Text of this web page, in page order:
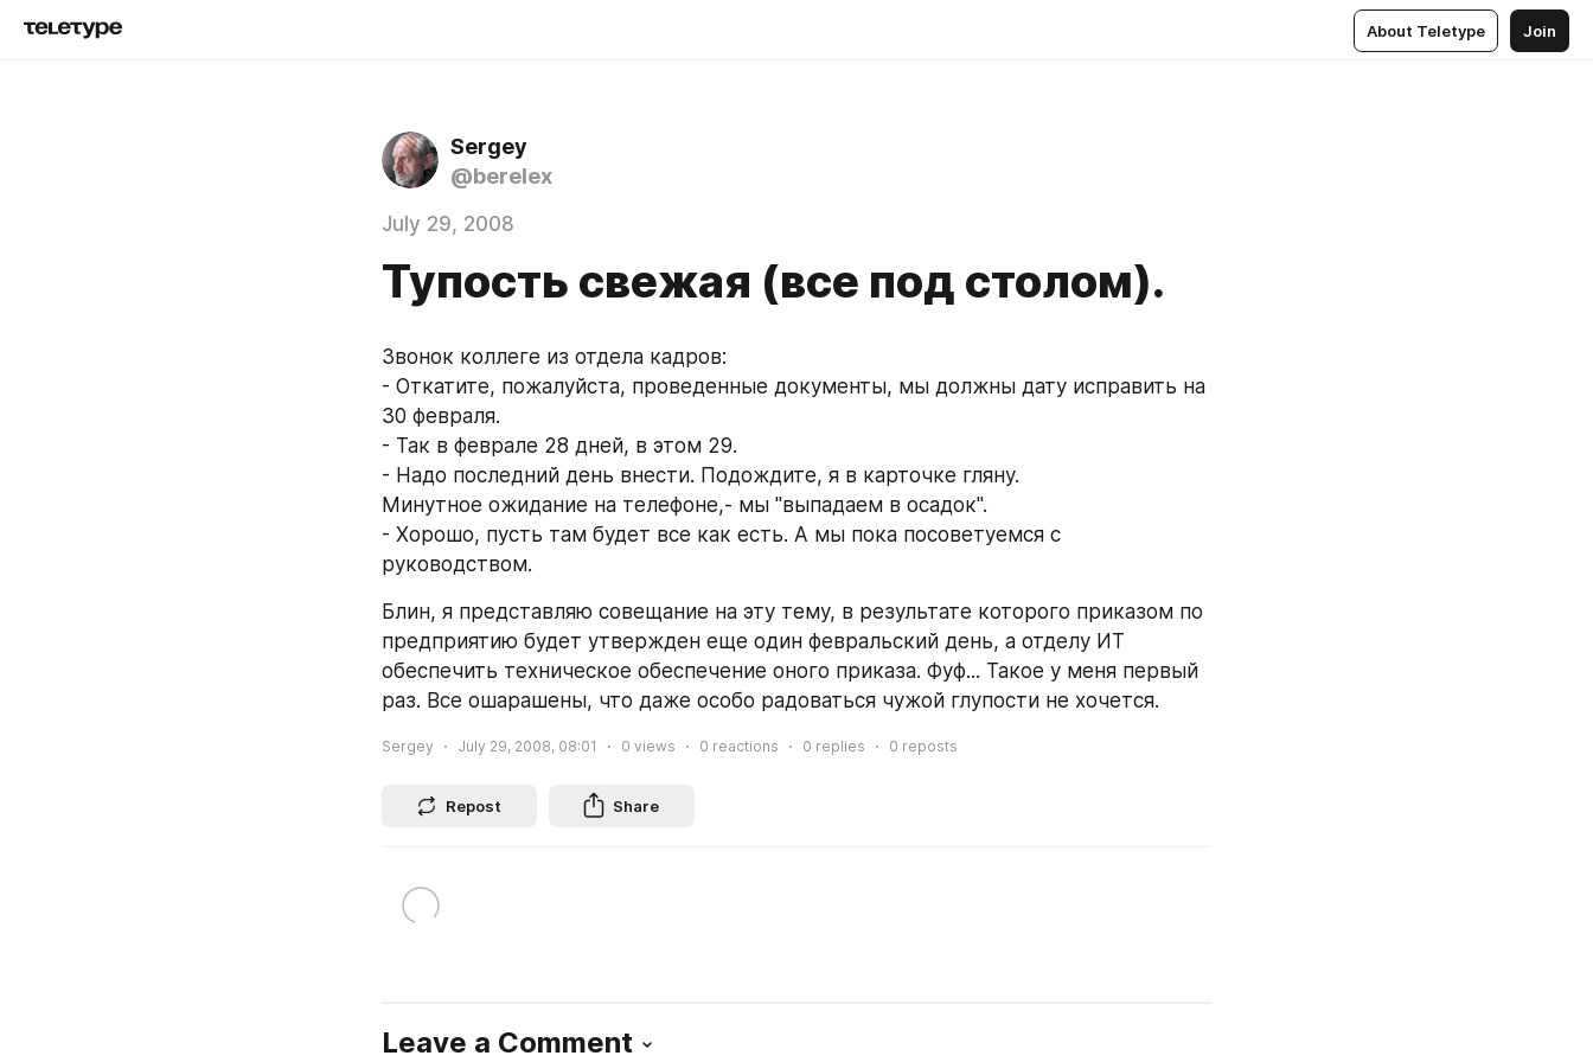
About Teletype Join
Sergey
@berelex
July 29, 2008
Тупость свежая (все под столом).
Звонок коллеге из отдела кадров:
- Откатите, пожалуйста, проведенные документы, мы должны дату исправить на
30 февраля.
- Так в феврале 28 дней, в этом 29.
- Надо последний день внести. Подождите, я в карточке гляну.
Минутное ожидание на телефоне,- мы "выпадаем в осадок".
- Хорошо, пусть там будет все как есть. А мы пока посоветуемся с
руководством.
Блин, я представляю совещание на эту тему, в результате которого приказом по
предприятию будет утвержден еще один февральский день, а отделу ИТ
обеспечить техническое обеспечение оного приказа. Фуф... Такое у меня первый
раз. Все ошарашены, что даже особо радоваться чужой глупости не хочется.
Sergey July 29, 2008, 08:01 0 views 0 reactions 0 replies 0 reposts
Repost Share
Leave a Comment